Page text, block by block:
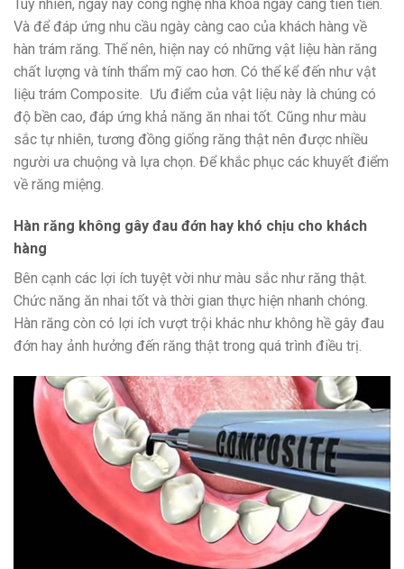
Tuy nhiên, ngày nay công nghệ nha khoa ngày càng tiên tiến.
Và để đáp ứng nhu cầu ngày càng cao của khách hàng về
hàn trám răng. Thế nên, hiện nay có những vật liệu hàn răng
chất lượng và tính thẩm mỹ cao hơn. Có thể kể đến như vật
liệu trám Composite. Ưu điểm của vật liệu này là chúng có
độ bền cao, đáp ứng khả năng ăn nhai tốt. Cũng như màu
sắc tự nhiên, tương đồng giống răng thật nên được nhiều
người ưa chuộng và lựa chọn. Để khắc phục các khuyết điểm
về răng miệng.
Hàn răng không gây đau đớn hay khó chịu cho khách
hàng
Bên cạnh các lợi ích tuyệt vời như màu sắc như răng thật.
Chức năng ăn nhai tốt và thời gian thực hiện nhanh chóng.
Hàn răng còn có lợi ích vượt trội khác như không hề gây đau
đớn hay ảnh hưởng đến răng thật trong quá trình điều trị.